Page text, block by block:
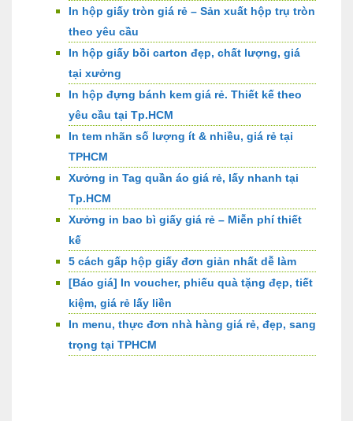
In hộp giấy tròn giá rẻ – Sản xuất hộp trụ tròn
theo yêu cầu
In hộp giấy bồi carton đẹp, chất lượng, giá
tại xưởng
In hộp đựng bánh kem giá rẻ. Thiết kế theo
yêu cầu tại Tp.HCM
In tem nhãn số lượng ít & nhiều, giá rẻ tại
TPHCM
Xưởng in Tag quần áo giá rẻ, lấy nhanh tại
Tp.HCM
Xưởng in bao bì giấy giá rẻ – Miễn phí thiết
kế
5 cách gấp hộp giấy đơn giản nhất dễ làm
[Báo giá] In voucher, phiếu quà tặng đẹp, tiết
kiệm, giá rẻ lấy liền
In menu, thực đơn nhà hàng giá rẻ, đẹp, sang
trọng tại TPHCM